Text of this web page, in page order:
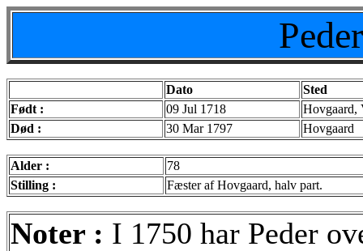
Dato
Sted
Født :
09 Jul 1718
Hovgaard,
Død :
30 Mar 1797 Hovgaard
Alder :
78
Stilling :
Fæster af Hovgaard, halv part.
Noter : I 1750 har Peder